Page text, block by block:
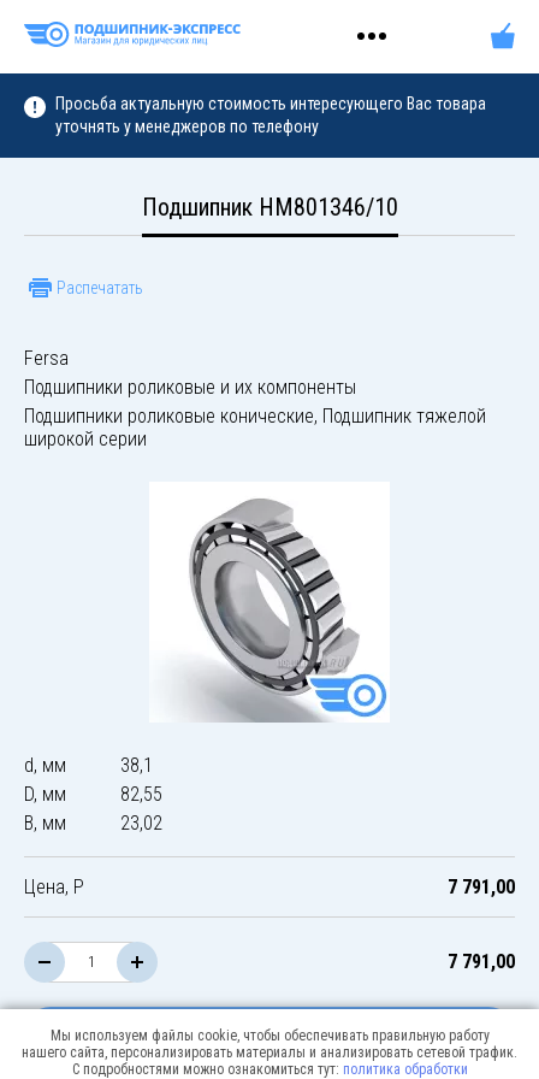
Просьба актуальную стоимость интересующего Вас товара
уточнять у менеджеров по телефону
Подшипник HM801346/10
Распечатать
Fersa
Подшипники роликовые и их компоненты
Подшипники роликовые конические, Подшипник тяжелой
широкой серии
d, мм
38,1
D, мм
82,55
B, мм
23,02
Цена, Р 7 791,00
7 791,00
В корзину
Мы используем файлы cookie, чтобы обеспечивать правильную работу
нашего сайта, персонализировать материалы и анализировать сетевой трафик.
С подробностями можно ознакомиться тут: политика обработки